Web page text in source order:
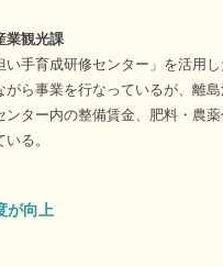
業観光課
い手育成研修センター」を活用
がら事業を行なっているが、離
ンター内の整備賃金、肥料・農
る。
が向上